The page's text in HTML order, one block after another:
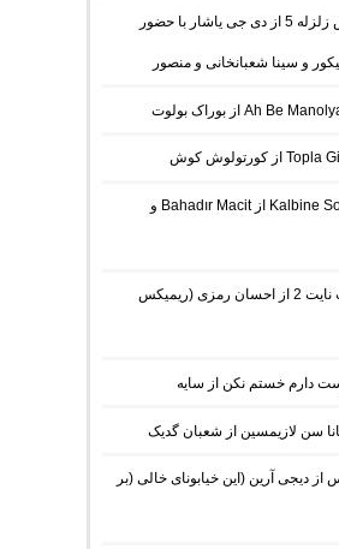
دانلود آهنگ ریمیکس زلزله 5 از دی جی یاشار با حضور
و سینا شعبانخانی و منصور
دانلود آهنگ ترکی Kalbine Sor از Bahadır Macit و
دانلود ریمیکس دیپ نایت 2 از احسان رمزی (ریمیکس
دارم خستم نکن از سایه
سن لازیمسین از شعبان گدیک
دیجی آرین (این خیابونای خالی (بر